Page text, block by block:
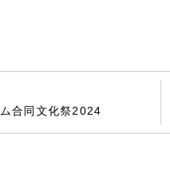
合同文化祭2024